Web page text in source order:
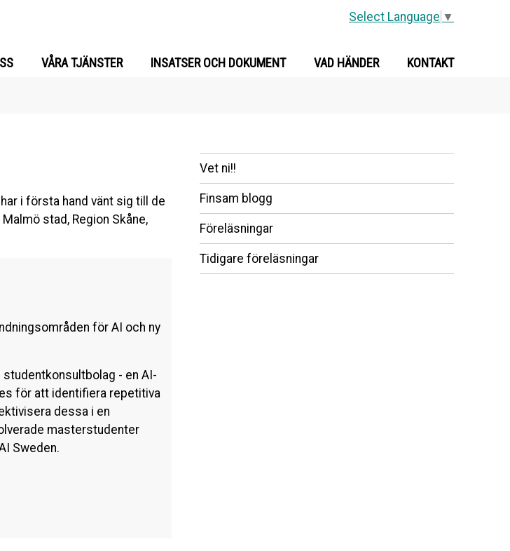
Select Language ▼
VÅRA TJÄNSTER INSATSER OCH DOKUMENT VAD HÄNDER KONTAKT
i första hand vänt sig till de
stad, Region Skåne,
för AI och ny
- en AI-
för att identifiera repetitiva
dessa i en
masterstudenter
Sweden.
Vet ni!!
Finsam blogg
Föreläsningar
Tidigare föreläsningar